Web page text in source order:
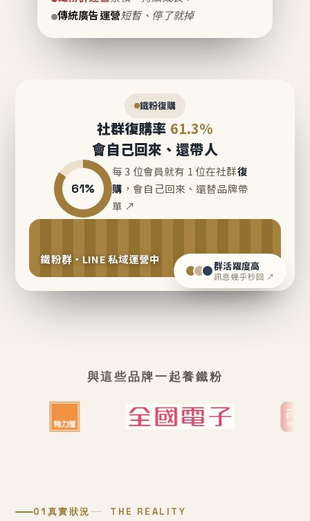
傳統廣告運營短暫、停了就掉
鐵粉復購
社群復購率 61.3%
會自己回來、還帶人
61%
每 3 位會員就有 1 位在社群復
購 ，會自己回來、還替品牌帶
單 ↗
鐵粉群・LINE 私域運營中 群活躍度高
訊息幾乎秒回 ↗
與這些品牌一起養鐵粉
01 真實狀況 THE REALITY